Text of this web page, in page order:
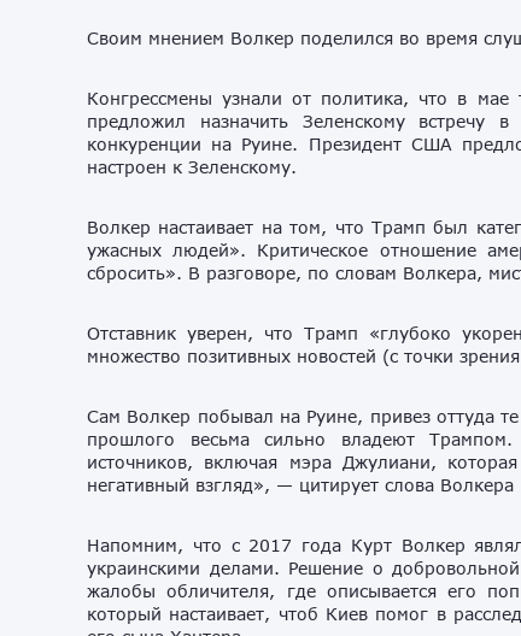
Своим мнением Волкер поделился во время
Конгрессмены узнали от политика, что в
предложил назначить Зеленскому
конкуренции на Руине. Президент США
настроен к Зеленскому.
Волкер настаивает на том, что Трамп был
ужасных людей». Критическое отношение
сбросить». В разговоре, по словам Волкера,
Отставник уверен, что Трамп «глубоко
множество позитивных новостей (с точки
Сам Волкер побывал на Руине, привез оттуда
прошлого весьма сильно владеют
источников, включая мэра Джулиани,
негативный взгляд», — цитирует слова Волкера
Напомним, что с 2017 года Курт Волкер
украинскими делами. Решение о
жалобы обличителя, где описывается его
который настаивает, чтоб Киев помог в